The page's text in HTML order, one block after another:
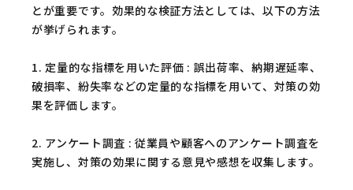
とが重要です。効果的な検証方法としては、以下の方法
が挙げられます。
1. 定量的な指標を用いた評価 : 誤出荷率、納期遅延率、
破損率、紛失率などの定量的な指標を用いて、対策の効
果を評価します。
2. アンケート調査 : 従業員や顧客へのアンケート調査を
実施し、対策の効果に関する意見や感想を収集します。